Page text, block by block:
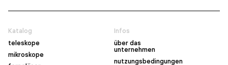
Katalog
teleskope
mikroskope
Infos
über das
unternehmen
nutzungsbedingungen